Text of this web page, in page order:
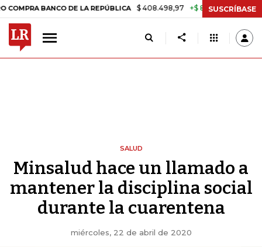
BANCO DE LA REPÚBLICA $ 408.498,97 +$ 8.753,81 +2,19%
SUSCRÍBASE
SALUD
Minsalud hace un llamado a
mantener la disciplina social
durante la cuarentena
miércoles, 22 de abril de 2020